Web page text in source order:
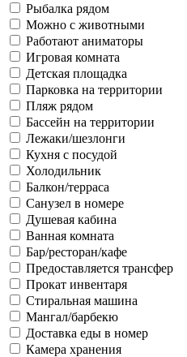
Рыбалка рядом
Можно с животными
Работают аниматоры
Игровая комната
Детская площадка
Парковка на территории
Пляж рядом
Бассейн на территории
Лежаки/шезлонги
Кухня с посудой
Холодильник
Балкон/терраса
Санузел в номере
Душевая кабина
Ванная комната
Бар/ресторан/кафе
Предоставляется трансфер
Прокат инвентаря
Стиральная машина
Мангал/барбекю
Доставка еды в номер
Камера хранения